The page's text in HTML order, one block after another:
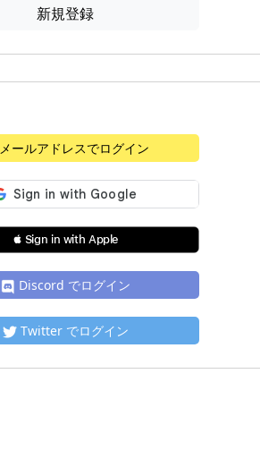
新規登録
メールアドレスでログイン
 Sign in with Apple
Discord でログイン
Twitter でログイン